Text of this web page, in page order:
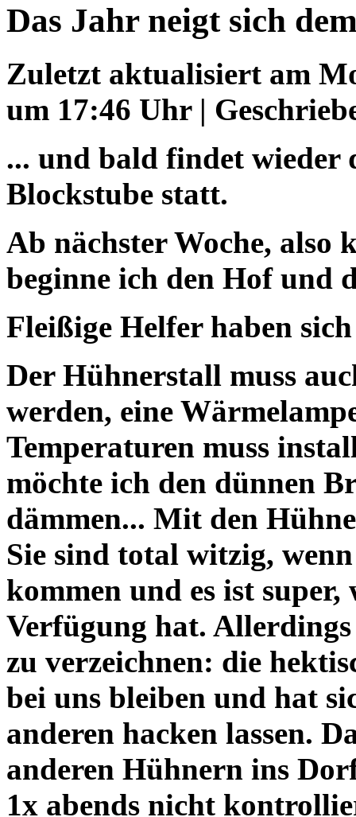
Das Jahr neigt sich
Zuletzt aktualisiert am
um 17:46 Uhr |
... und bald findet wieder
Blockstube statt.
Ab nächster Woche, also
beginne ich den Hof und
Fleißige Helfer haben
Der Hühnerstall muss
werden, eine
Temperaturen muss
möchte ich den dünnen
dämmen... Mit den
Sie sind total witzig,
kommen und es ist
Verfügung hat.
zu verzeichnen: die
bei uns bleiben und hat
anderen hacken lassen.
anderen Hühnern ins
1x abends nicht